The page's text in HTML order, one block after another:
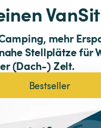
mehr
Stellplätze für
(Dach-) Zelt.
Bestseller